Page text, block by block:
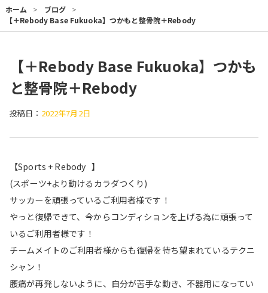
ホーム
ブログ
【＋Rebody Base Fukuoka】つかもと整骨院＋Rebody
【＋Rebody Base Fukuoka】つかも
と整骨院＋Rebody
投稿日： 2022年7月2日
【Sports + Rebody⠀】
(スポーツ+より動けるカラダつくり)
サッカーを頑張っているご利用者様です！
やっと復帰できて、今からコンディションを上げる為に頑張って
いるご利用者様です！
チームメイトのご利用者様からも復帰を待ち望まれているテクニ
シャン！
腰痛が再発しないように、自分が苦手な動き、不器用になってい